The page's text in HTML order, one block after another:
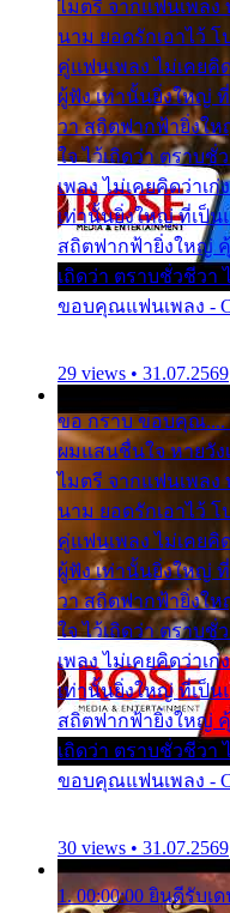
ไมตรี จากแฟนเพล
นาม ยอดรักเอาไว้ โ
คู่แฟนเพลง ไม่เคยคิ
ผู้ฟัง เท่านั้นยิ่งใหญ่
วา สถิตฟากฟ้ายิ่งใ
ใจ ไว้เถิดว่า ตราบ
เพลง ไม่เคยคิดว่าเ
เท่านั้นยิ่งใหญ่ ที่เป็น
สถิตฟากฟ้ายิ่งใหญ่
เถิดว่า ตราบชั่วชีวา
ขอบคุณแฟนเพลง -
29 views • 31.07.2569
ขอ กราบ ขอบคุณ....
ผมแสนชื่นใจ หายวัง
ไมตรี จากแฟนเพล
นาม ยอดรักเอาไว้ โ
คู่แฟนเพลง ไม่เคยคิ
ผู้ฟัง เท่านั้นยิ่งใหญ่
วา สถิตฟากฟ้ายิ่งใ
ใจ ไว้เถิดว่า ตราบ
เพลง ไม่เคยคิดว่าเ
เท่านั้นยิ่งใหญ่ ที่เป็น
สถิตฟากฟ้ายิ่งใหญ่
เถิดว่า ตราบชั่วชีวา
ขอบคุณแฟนเพลง -
30 views • 31.07.2569
1. 00:00:00 ยินดีรับเ